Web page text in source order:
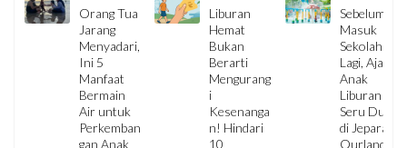
Orang Tua
Jarang
Menyadari,
Ini 5
Manfaat
Bermain
Air untuk
Perkemban
gan Anak
Liburan
Hemat
Bukan
Berarti
Mengurang
i
Kesenanga
n! Hindari
10
Sebelum
Masuk
Sekolah
Lagi, Ajak
Anak
Liburan
Seru Dulu
di Jepara
Ourland